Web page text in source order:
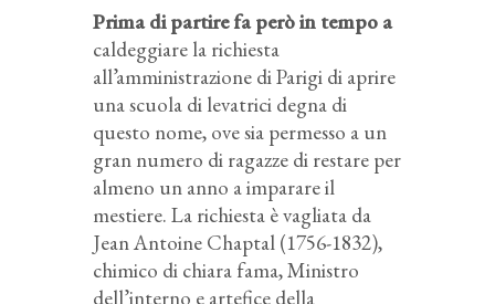
Prima di partire fa però in tempo a
caldeggiare la richiesta
all’amministrazione di Parigi di aprire
una scuola di levatrici degna di
questo nome, ove sia permesso a un
gran numero di ragazze di restare per
almeno un anno a imparare il
mestiere. La richiesta è vagliata da
Jean Antoine Chaptal (1756-1832),
chimico di chiara fama, Ministro
dell’interno e artefice della